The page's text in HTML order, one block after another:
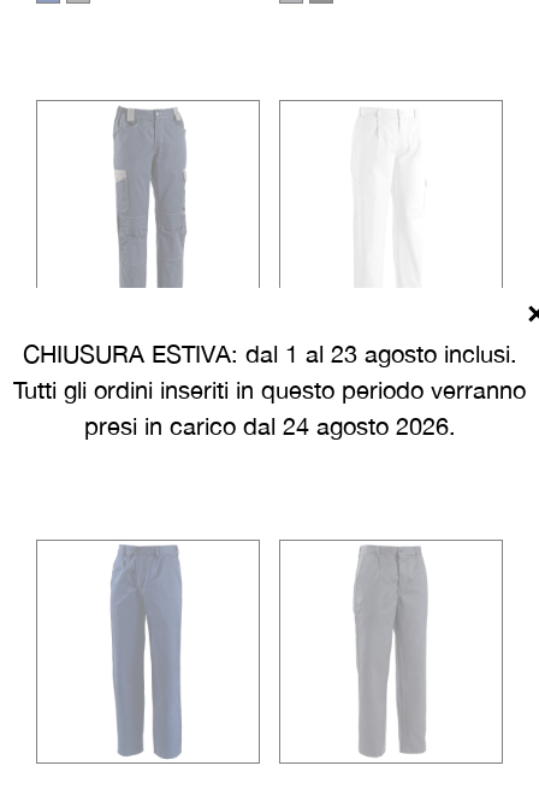
CHIUSURA ESTIVA: dal 1 al 23 agosto inclusi.
Tutti gli ordini inseriti in questo periodo verranno
presi in carico dal 24 agosto 2026.
PANTALONE GLOBO
PANTALONE KIPARIS
C/TASCA